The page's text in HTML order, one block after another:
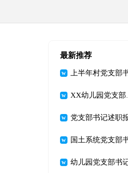
最新推荐
上半年村党支部书记述职报
XX幼儿园党支部书记述职报告
党支部书记述职报告优秀范
国土系统党支部书记述职报
幼儿园党支部书记年终述职报